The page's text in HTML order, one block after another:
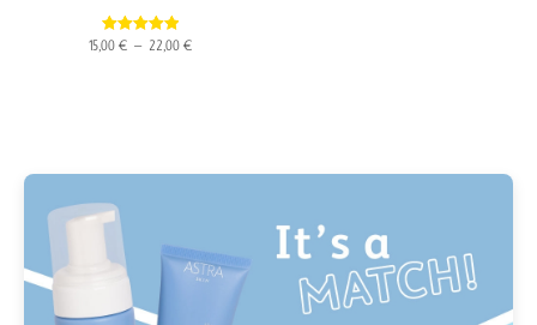
5.00
15,00 € – 22,00 €